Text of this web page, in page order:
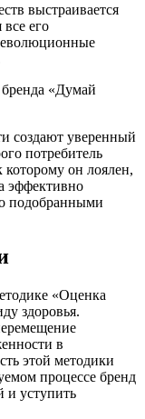
выстраивается
его
«Думай
создают уверенный
потребитель
которому он лоялен,
эффективно
подобранными
«Оценка
здоровья.
в
этой методики
процессе бренд
и уступить